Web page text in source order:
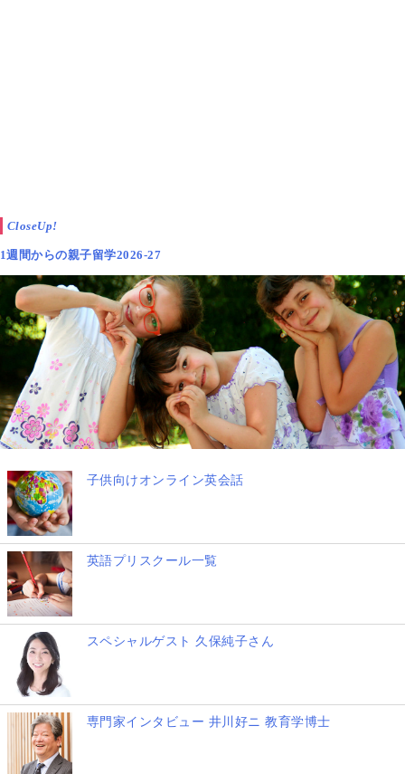
CloseUp!
1週間からの親子留学2026-27
子供向けオンライン英会話
英語プリスクール一覧
スペシャルゲスト 久保純子さん
専門家インタビュー 井川好ニ 教育学博士